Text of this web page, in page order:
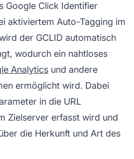
Google Click Identifier
aktiviertem Auto-Tagging im
der GCLID automatisch
wodurch ein nahtloses
Analytics und andere
ermöglicht wird. Dabei
in die URL
Zielserver erfasst wird und
die Herkunft und Art des